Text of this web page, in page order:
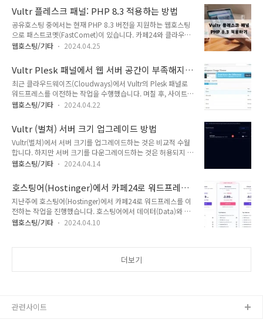
쉽게 도메인을 추가하여 워드프레스를 설치하고..
하는 등 다각적인 시도를 하고 있지만, 문제가 해결되지 않고 있
습니다.📍 클라우드웨이즈 할인 프로모 코드 & 가입 방법
Vultr(벌쳐) Plesk 패널에서 와일드카드 SSL 인증서 설치 실패
Plesk 패널에 Let's Encrypt 와일드카드 인증서 설치 방법이 다
음 Plesk 문서에서 설명하고 있습니다.How to install
로 시도하면..
Vultr 플레스크 패널: PHP 8.3 적용하는 방법
공유호스팅 중에서는 현재 PHP 8.3 버전을 지원하는 웹호스팅
으로 패스트코멧(FastComet)이 있습니다. 카페24와 클라우드
웨이즈의 경우 PHP 8.2까지 지원합니다. Vultr에 Plesk(플레스
다. PHP 8.3을 적용하려면 8.3 버전을 추가한 다음 PHP 버전을
변경할 수 있습니다.📍 클라우드웨이즈 할인 프로모 코드 & 가
입 방법Vultr 플레스크 패널: PHP 8.3 적용하는 방법워드프레스
에서는 PHP 8.3에 대하여 베타 호환성을 제공하지만, PHP 8.3
을 적용해도 대부분의 인기 테마와 플러그인에서 문제가 발생하
전을 지원하는 웹호스팅은 드문 편입니다..
웹호스팅/기타 2024.04.25
Vultr Plesk 패널에서 웹 서버 공간이 부족해지
는 경우
최근 클라우드웨이즈(Cloudways)에서 Vultr의 Plesk 패널로
워드프레스를 이전하는 작업을 수행했습니다. 며칠 후, 사이트
하나가 접속되지 않으면서 치명적인 오류 메시지가 표시되는 현
하는 문제였습니다. 이 경우 백업 파일을 삭제하는 등 불필요한
파일들을 삭제하면 문제가 해결될 수도 있습니다. 하지만 복구
후에도 ERR_CONNECTION_TIMED_OUT 에러가 간헐적으로
발생하였습니다. 📍 클라우드웨이즈 할인 프로모 코드 & 가입
방법 Vultr(벌쳐)의 Plesk 패널에서 웹 서버 공간이 부족해지는
은 것 같습니다. Plesk 문서를 검색해 보아도 딱히 원하는 정보
가..
웹호스팅/기타 2024.04.22
Vultr (벌쳐) 서버 크기 업그레이드 방법
Vultr(벌쳐)에서 서버 크기를 업그레이드하는 것은 비교적 수월
합니다. 하지만 서버 크기를 다운그레이드하는 것은 허용되지 않
습니다. 서버 크기를 더 작은 크기로 변경하려는 경우에는 새 서
용하는 경우에도 Plesk 요금제를 업그레이드하는 것은 허용하지
만 그 반대는 허용되지 않습니다. 📍 클라우드웨이즈 할인 프로
모 코드 & 가입 방법 Vultr 서버 크기 업그레이드 방법 Vultr에
서버 크기를 늘리거나 Plesk 라이선스를 상위 요금제로 업그레
이드하는 것에 대하여 문의해 보니 서버를 재설치하지 않고 가능
웹호스팅/기타 2024.04.14
호스팅어(Hostinger)에서 카페24로 워드프레스
이전 작업
지난주에 호스팅어(Hostinger)에서 카페24로 워드프레스를 이
전하는 작업을 진행했습니다. 호스팅어에서 데이터(Data)와 데
이터베이스(Database)를 백업한 상태한 후에 호스팅어에서 해
작업호스팅어(Hostinger)는 비교적 저렴한 해외 호스팅 중 하나
는 ..
웹호스팅/기타 2024.04.10
더보기
관련사이트